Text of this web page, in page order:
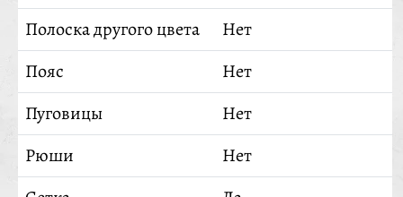
Полоска другого цвета
Нет
Пояс
Нет
Пуговицы
Нет
Рюши
Нет